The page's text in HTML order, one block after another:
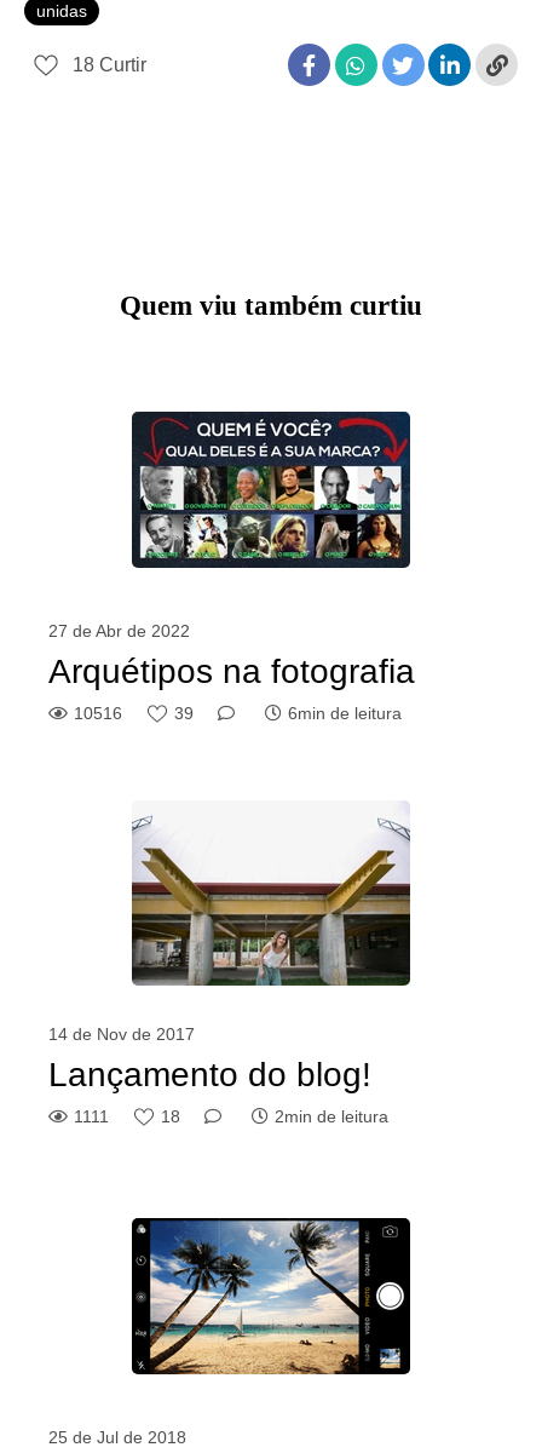
unidas
18 Curtir
Quem viu também curtiu
27 de Abr de 2022
Arquétipos na fotografia
10516 39 6min de leitura
14 de Nov de 2017
Lançamento do blog!
1111 18 2min de leitura
25 de Jul de 2018